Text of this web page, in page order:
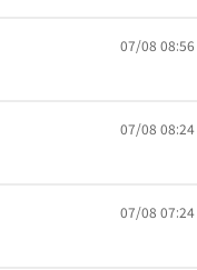
07/08 08:56
07/08 08:24
07/08 07:24